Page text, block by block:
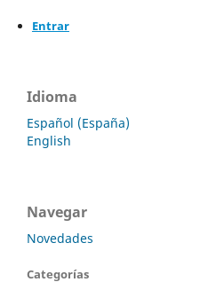
Entrar
Idioma
Español (España)
English
Navegar
Novedades
Categorías